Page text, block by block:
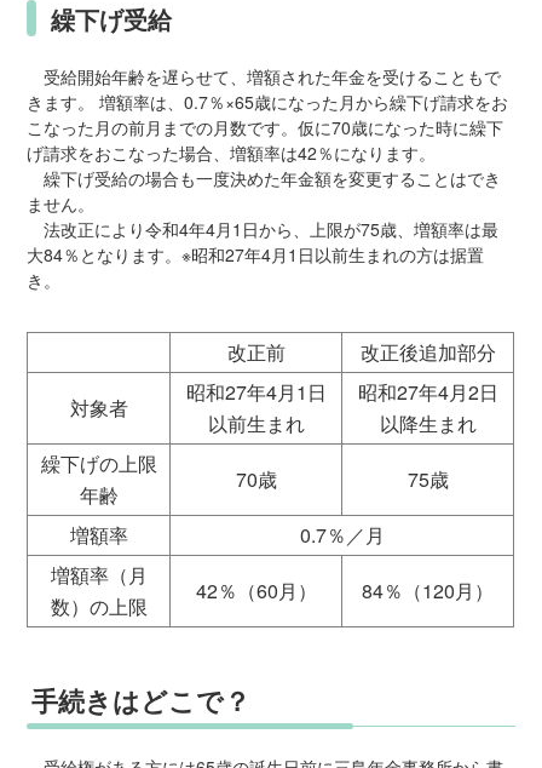
繰下げ受給
受給開始年齢を遅らせて、増額された年金を受けることもで
きます。 増額率は、0.7％×65歳になった月から繰下げ請求をお
こなった月の前月までの月数です。仮に70歳になった時に繰下
げ請求をおこなった場合、増額率は42％になります。
繰下げ受給の場合も一度決めた年金額を変更することはでき
ません。
法改正により令和4年4月1日から、上限が75歳、増額率は最
大84％となります。※昭和27年4月1日以前生まれの方は据置
き。
改正前
改正後追加部分
対象者
昭和27年4月1日
以前生まれ
昭和27年4月2日
以降生まれ
繰下げの上限
年齢
70歳
75歳
増額率
0.7％／月
増額率（月
数）の上限
42％（60月） 84％（120月）
手続きはどこで？